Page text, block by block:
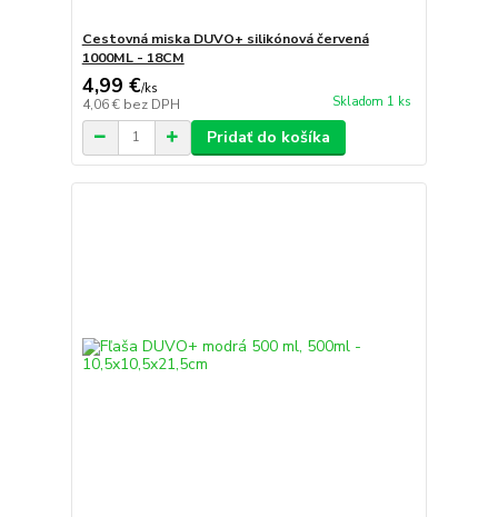
Cestovná miska DUVO+ silikónová červená
1000ML - 18CM
4,99 €/ks
4,06 € bez DPH Skladom 1 ks
Pridať do košíka